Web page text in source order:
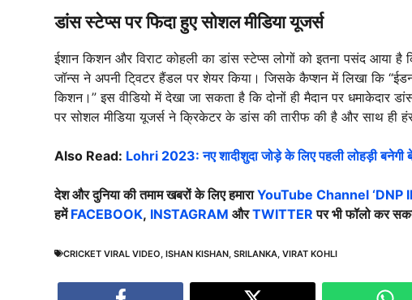
डांस स्टेप्स पर फिदा हुए सोशल मीडिया यूजर्स
ईशान किशन और विराट कोहली का डांस स्टेप्स लोगों को इतना पसंद आया है
जॉन्स ने अपनी टि्वटर हैंडल पर शेयर किया। जिसके कैप्शन में लिखा कि
किशन।” इस वीडियो में देखा जा सकता है कि दोनों ही मैदान पर धमाकेदार
पर सोशल मीडिया यूजर्स ने क्रिकेटर के डांस की तारीफ की है और साथ ही
Also Read: Lohri 2023: नए शादीशुदा जोड़े के लिए पहली लोहड़ी बनेगी
देश और दुनिया की तमाम खबरों के लिए हमाराYouTube Channel ‘DNP
हमेंFACEBOOK, INSTAGRAM औरTWITTER पर भी फॉलो कर
CRICKET VIRAL VIDEO, ISHAN KISHAN, SRILANKA, VIRAT KOHLI